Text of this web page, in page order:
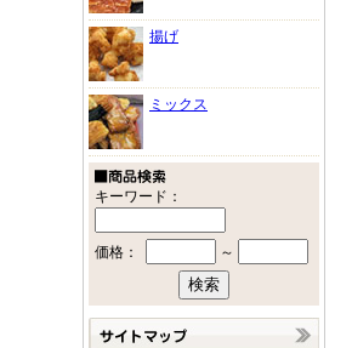
揚げ
ミックス
キーワード：
価格： ～